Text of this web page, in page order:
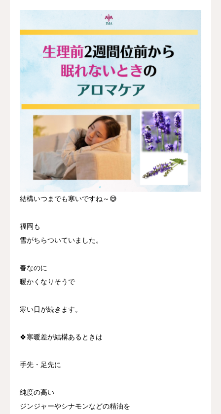
結構いつまでも寒いですね～😅
福岡も
雪がちらついていました。
春なのに
暖かくなりそうで
寒い日が続きます。
🍀寒暖差が結構あるときは
手先・足先に
純度の高い
ジンジャーやシナモンなどの精油を